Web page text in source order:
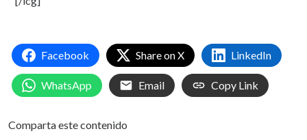
Facebook Share on X LinkedIn
WhatsApp Email Copy Link
Comparta este contenido